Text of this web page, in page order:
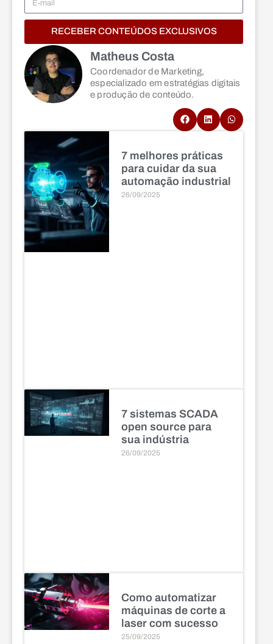
RECEBER CONTEÚDOS EXCLUSIVOS
Matheus Costa
Coordenador de Marketing,
especializado em estratégias digitais
e produção de conteúdo.
7 melhores práticas
para cuidar da sua
automação industrial
26/09/2025
7 sistemas SCADA
open source para
sua indústria
26/09/2025
Como automatizar
máquinas de corte a
laser com sucesso
25/09/2025